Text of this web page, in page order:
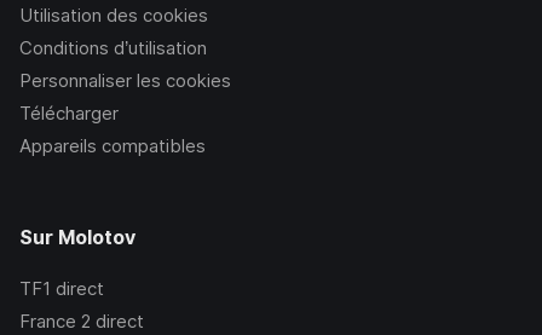
Utilisation des cookies
Conditions d’utilisation
Personnaliser les cookies
Télécharger
Appareils compatibles
Sur Molotov
TF1 direct
France 2 direct